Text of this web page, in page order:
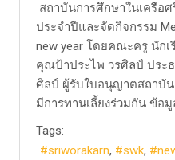
สถาบันการศึกษาในเครือ
ประจำปีและจัดกิจกรรม
new year โดยคณะครู นัก
คุณป้าประไพ วรศิลป์ ประ
ศิลป์ ผู้รับใบอนุญาตสถาบั
มีการทานเลี้ยงร่วมกัน ข้อ
Tags:
sriworakarn
swk